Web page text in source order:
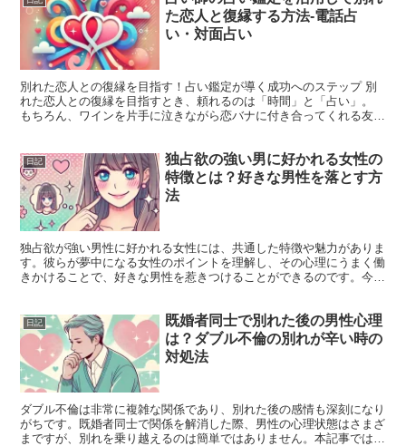
た恋人と復縁する方法-電話占
い・対面占い
別れた恋人との復縁を目指す！占い鑑定が導く成功へのステップ 別
れた恋人との復縁を目指すとき、頼れるのは「時間」と「占い」。
もちろん、ワインを片手に泣きながら恋バナに付き合ってくれる友達
日記
独占欲の強い男に好かれる女性の
特徴とは？好きな男性を落とす方
法
独占欲が強い男性に好かれる女性には、共通した特徴や魅力がありま
す。彼らが夢中になる女性のポイントを理解し、その心理にうまく働
きかけることで、好きな男性を惹きつけることができるのです。今回
日記
既婚者同士で別れた後の男性心理
は？ダブル不倫の別れが辛い時の
対処法
ダブル不倫は非常に複雑な関係であり、別れた後の感情も深刻になり
がちです。既婚者同士で関係を解消した際、男性の心理状態はさまざ
まですが、別れを乗り越えるのは簡単ではありません。本記事では、